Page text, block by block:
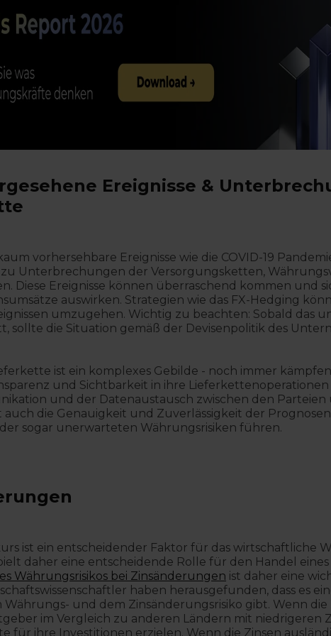
Ereignisse &
vorhersehbare Ereignisse wie die COVID-19
Unterbrechungen der Versorgungsketten,
Diese Ereignisse können überraschend kommen und
auswirken. Strategien wie das FX-Hedging
umzugehen. Wichtig zu beachten: Sobald das
sollte die Situation gemäß der Devisenpolitik des
ist ein komplexes Gebilde - noch immer
und Sichtbarkeit in ihre
und der Datenaustausch zwischen den Parteien
auch die Genauigkeit und Zuverlässigkeit der
sogar unerwarteten Währungsrisiken führen.
ist ein entscheidender Faktor für das wirtschaftliche
daher eine entscheidende Rolle für den Handel eines
Währungsrisikos bei Zinsänderungen ist daher eine
haben herausgefunden, dass es
Währungs- und dem Zinsänderungsrisiko gibt. Wenn die
im Vergleich zu anderen Ländern mit niedrigeren
für ihre Investitionen erzielen. Wenn die Zinsen